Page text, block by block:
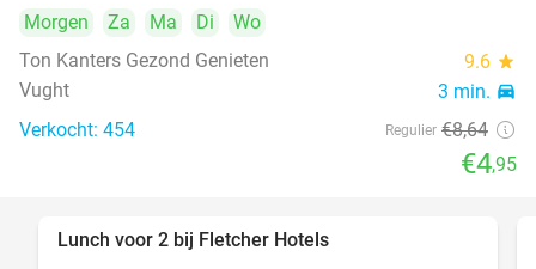
Morgen Za Ma Di
Wo
Ton Kanters Gezond Genieten
9.6 star
Vught 3 min. directions_car
Verkocht: 454 Regulier €8,64
€4,95
Lunch voor 2 bij Fletcher Hotels